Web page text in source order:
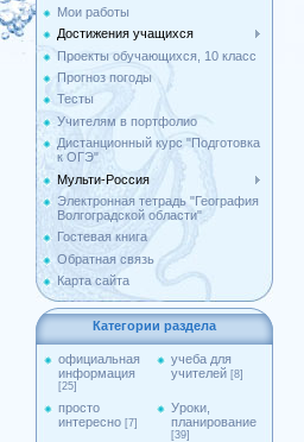
Мои работы
Достижения учащихся
Проекты обучающихся, 10 класс
Прогноз погоды
Тесты
Учителям в портфолио
Дистанционный курс "Подготовка
к ОГЭ"
Мульти-Россия
Электронная тетрадь "География
Волгоградской области"
Гостевая книга
Обратная связь
Карта сайта
Категории раздела
официальная
информация
[25]
учеба для
учителей [8]
просто
интересно [7]
Уроки,
планирование
[39]